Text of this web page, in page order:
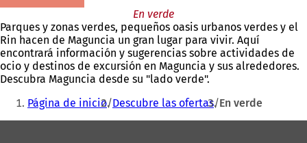
En verde
Parques y zonas verdes, pequeños oasis urbanos verdes y el
Rin hacen de Maguncia un gran lugar para vivir. Aquí
encontrará información y sugerencias sobre actividades de
ocio y destinos de excursión en Maguncia y sus alrededores.
Descubra Maguncia desde su "lado verde".
Estás
aquí:
Página de inicio Descubre las ofertas En verde